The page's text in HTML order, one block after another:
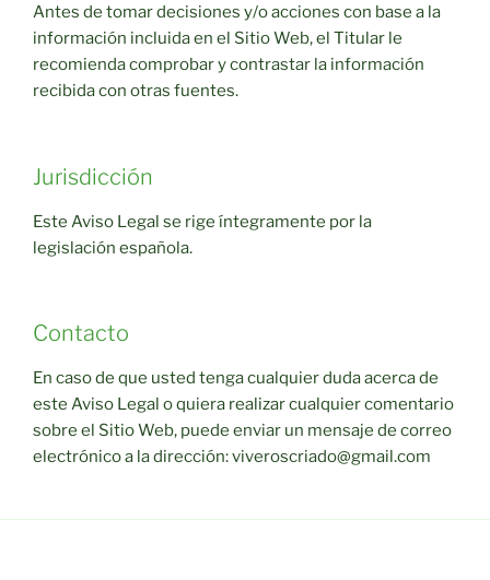
Antes de tomar decisiones y/o acciones con base a la
información incluida en el Sitio Web, el Titular le
recomienda comprobar y contrastar la información
recibida con otras fuentes.
Jurisdicción
Este Aviso Legal se rige íntegramente por la
legislación española.
Contacto
En caso de que usted tenga cualquier duda acerca de
este Aviso Legal o quiera realizar cualquier comentario
sobre el Sitio Web, puede enviar un mensaje de correo
electrónico a la dirección: viveroscriado@gmail.com